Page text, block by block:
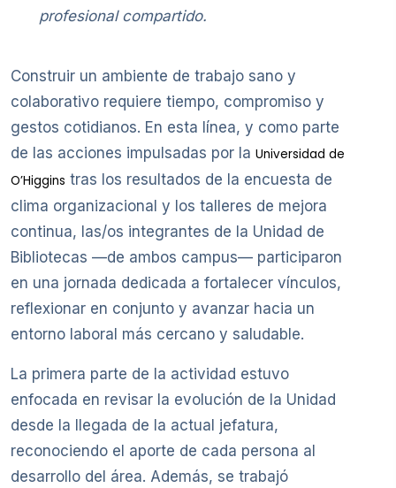
profesional compartido.
Construir un ambiente de trabajo sano y
colaborativo requiere tiempo, compromiso y
gestos cotidianos. En esta línea, y como parte
de las acciones impulsadas por la Universidad de
O’Higgins tras los resultados de la encuesta de
clima organizacional y los talleres de mejora
continua, las/os integrantes de la Unidad de
Bibliotecas —de ambos campus— participaron
en una jornada dedicada a fortalecer vínculos,
reflexionar en conjunto y avanzar hacia un
entorno laboral más cercano y saludable.
La primera parte de la actividad estuvo
enfocada en revisar la evolución de la Unidad
desde la llegada de la actual jefatura,
reconociendo el aporte de cada persona al
desarrollo del área. Además, se trabajó